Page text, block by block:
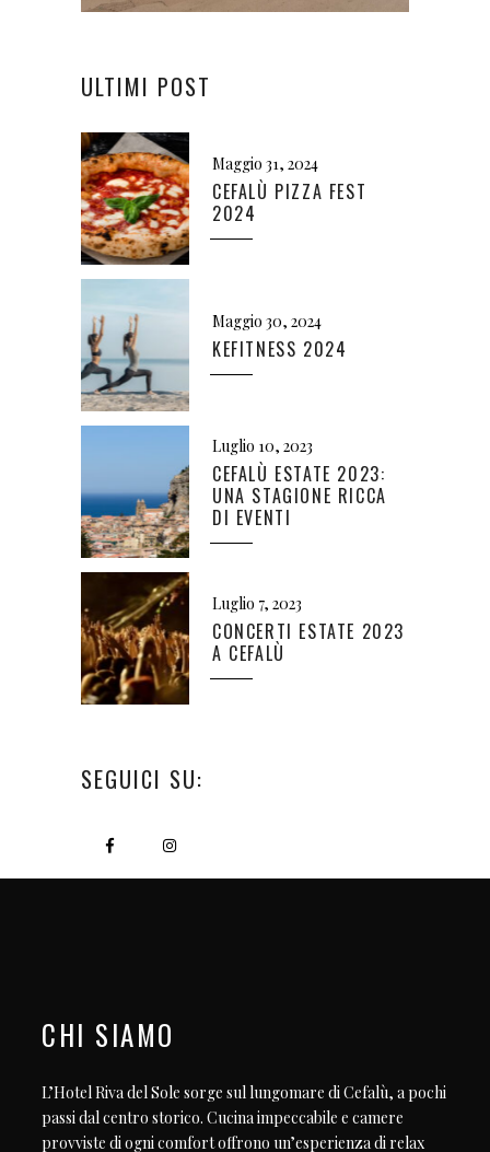
ULTIMI POST
Maggio 31, 2024
CEFALÙ PIZZA FEST
2024
Maggio 30, 2024
KEFITNESS 2024
Luglio 10, 2023
CEFALÙ ESTATE 2023:
UNA STAGIONE RICCA
DI EVENTI
Luglio 7, 2023
CONCERTI ESTATE 2023
A CEFALÙ
SEGUICI SU:
CHI SIAMO
L’Hotel Riva del Sole sorge sul lungomare di Cefalù, a pochi
passi dal centro storico. Cucina impeccabile e camere
provviste di ogni comfort offrono un’esperienza di relax